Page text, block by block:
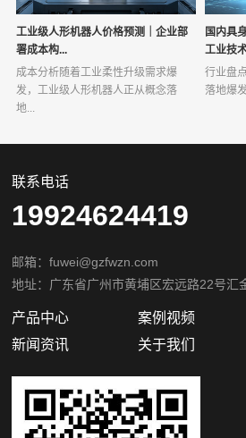
工业级人形机器人价格预测｜企业部
署成本构...
成本分析随着工业柔性升级需求爆
发，工业级人形机器人正从概念落
地...
国内具
工业技
行业盘
落地爆
联系电话
19924624419
邮箱：fuwei@gzfwzn.com
地址：广东省广州市黄埔区宏远路22号汇
产品中心 案例视频
新闻资讯
关于我们